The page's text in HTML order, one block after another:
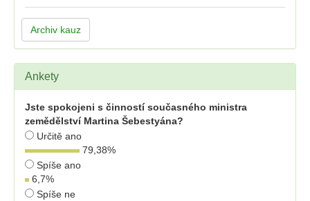
Archiv kauz
Ankety
Jste spokojeni s činností současného ministra
zemědělství Martina Šebestyána?
Určitě ano
79,38%
Spíše ano
6,7%
Spíše ne